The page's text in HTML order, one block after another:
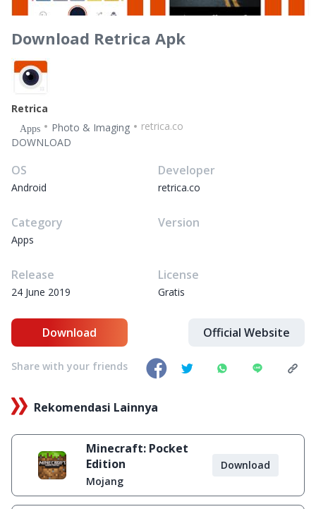
Download Retrica Apk
Retrica
Apps Photo & Imaging
retrica.co
DOWNLOAD
OS
Android
Developer
retrica.co
Category
Apps
Version
Release
24 June 2019
License
Gratis
Download Official Website
Share with your friends
Rekomendasi Lainnya
Minecraft: Pocket
Edition
Mojang
Download